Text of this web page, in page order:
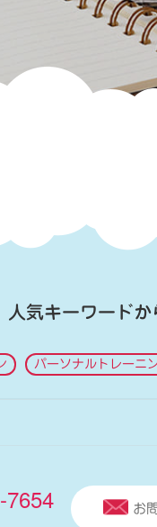
人気キーワードか
パーソナルトレーニ
7654 お